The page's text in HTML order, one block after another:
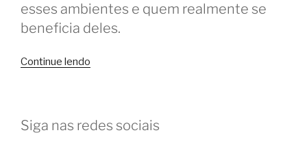
esses ambientes e quem realmente se
beneficia deles.
Continue lendo
o
Siga nas redes sociais